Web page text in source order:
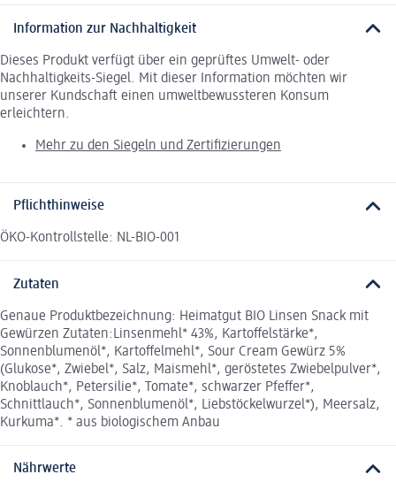
Information zur Nachhaltigkeit
Dieses Produkt verfügt über ein geprüftes Umwelt- oder
Nachhaltigkeits-Siegel. Mit dieser Information möchten wir
unserer Kundschaft einen umweltbewussteren Konsum
erleichtern.
Mehr zu den Siegeln und Zertifizierungen
Pflichthinweise
ÖKO-Kontrollstelle: NL-BIO-001
Zutaten
Genaue Produktbezeichnung: Heimatgut BIO Linsen Snack mit
Gewürzen Zutaten:Linsenmehl* 43%, Kartoffelstärke*,
Sonnenblumenöl*, Kartoffelmehl*, Sour Cream Gewürz 5%
(Glukose*, Zwiebel*, Salz, Maismehl*, geröstetes Zwiebelpulver*,
Knoblauch*, Petersilie*, Tomate*, schwarzer Pfeffer*,
Schnittlauch*, Sonnenblumenöl*, Liebstöckelwurzel*), Meersalz,
Kurkuma*. * aus biologischem Anbau
Nährwerte